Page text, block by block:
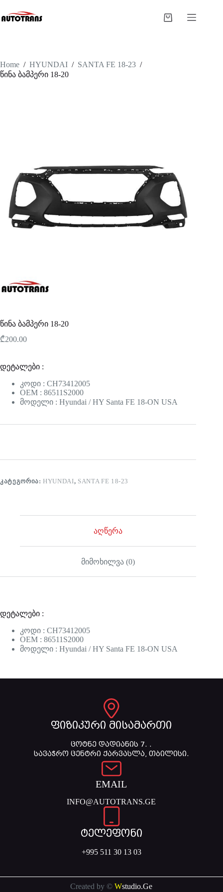
Home / HYUNDAI / SANTA FE 18-23 /
წინა ბამპერი 18-20
წინა ბამპერი 18-20
₾200.00
დეტალები :
კოდი : CH73412005
OEM : 86511S2000
მოდელი : Hyundai / HY Santa FE 18-ON USA
ᲙᲐᲢᲔᲒᲝᲠᲘᲐ:HYUNDAI, SANTA FE 18-23
აღწერა
მიმოხილვა (0)
დეტალები :
კოდი : CH73412005
OEM : 86511S2000
მოდელი : Hyundai / HY Santa FE 18-ON USA
ფიზიკური მისამართი
ცოტნე დადიანის 7. .
სავაჭრო ცენტრი ქარვასლა, თბილისი.
EMAIL
INFO@AUTOTRANS.GE
ტელეფონი
+995 511 30 13 03
Created by ©Wstudio.Ge